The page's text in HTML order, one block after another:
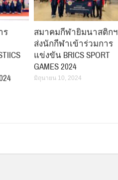
ร
สมาคมกีฬายิมนาสติกฯ
ส่งนักกีฬาเข้าร่วมการ
แข่งขัน BRICS SPORT
GAMES 2024
มิถุนายน 10, 2024